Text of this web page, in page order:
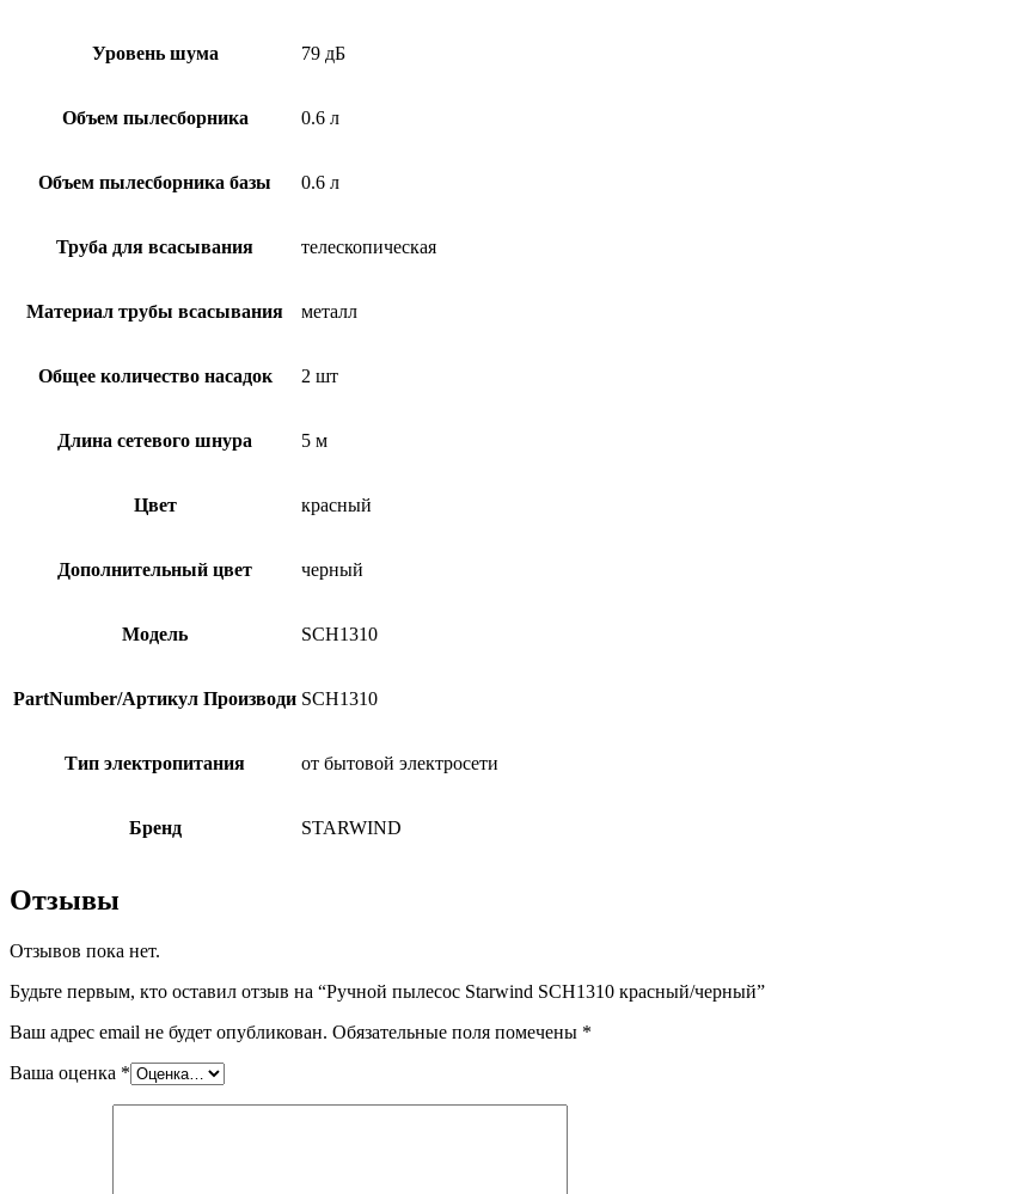
Уровень шума 79 дБ
Объем пылесборника 0.6 л
Объем пылесборника базы 0.6 л
Труба для всасывания телескопическая
Материал трубы всасывания металл
Общее количество насадок 2 шт
Длина сетевого шнура 5 м
Цвет красный
Дополнительный цвет черный
Модель SCH1310
PartNumber/Артикул Производи SCH1310
Тип электропитания от бытовой электросети
Бренд STARWIND
Отзывы
Отзывов пока нет.
Будьте первым, кто оставил отзыв на “Ручной пылесос Starwind SCH1310 красный/черный”
Ваш адрес email не будет опубликован. Обязательные поля помечены *
Ваша оценка *